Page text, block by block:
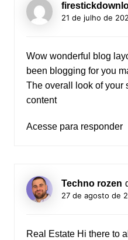
21 de julho de
Wow wonderful blog
been blogging for you
The overall look of your
content
Acesse para responder
Techno rozen
27 de agosto de
Real EstateHi there to